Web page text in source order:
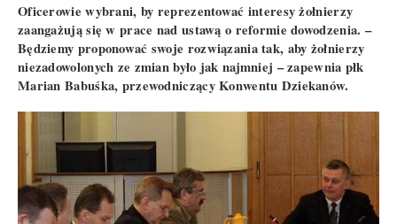
Oficerowie wybrani, by reprezentować interesy żołnierzy
zaangażują się w prace nad ustawą o reformie dowodzenia. –
Będziemy proponować swoje rozwiązania tak, aby żołnierzy
niezadowolonych ze zmian było jak najmniej – zapewnia płk
Marian Babuśka, przewodniczący Konwentu Dziekanów.